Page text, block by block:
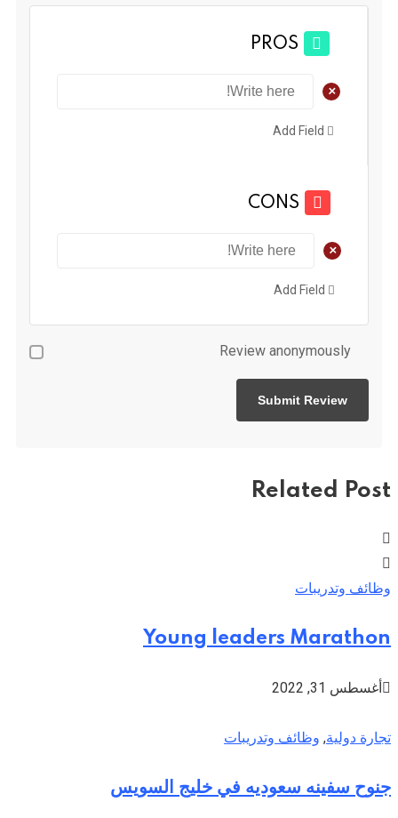
PROS
+
Add Field
CONS
+
Add Field
Review anonymously
Related Post
وظائف وتدريبات
Young leaders Marathon
أغسطس 31, 2022
تجارة دولية, وظائف وتدريبات
جنوح سفينه سعوديه في خليج السويس